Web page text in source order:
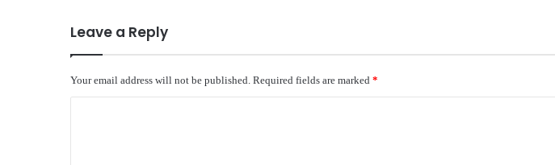
Leave a Reply
Your email address will not be published. Required fields are marked *